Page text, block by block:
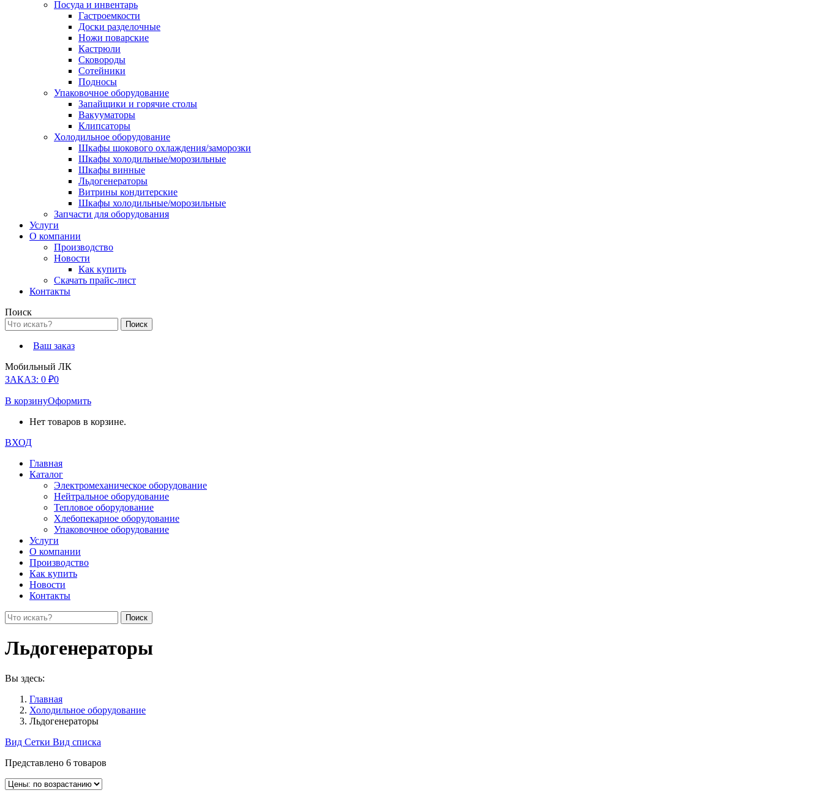
Посуда и инвентарь
Гастроемкости
Доски разделочные
Ножи поварские
Кастрюли
Сковороды
Сотейники
Подносы
Упаковочное оборудование
Запайщики и горячие столы
Вакууматоры
Клипсаторы
Холодильное оборудование
Шкафы шокового охлаждения/заморозки
Шкафы холодильные/морозильные
Шкафы винные
Льдогенераторы
Витрины кондитерские
Шкафы холодильные/морозильные
Запчасти для оборудования
Услуги
О компании
Производство
Новости
Как купить
Скачать прайс-лист
Контакты
Поиск
Ваш заказ
Мобильный ЛК
ЗАКАЗ: 0 ₽0
В корзинуОформить
Нет товаров в корзине.
ВХОД
Главная
Каталог
Электромеханическое оборудование
Нейтральное оборудование
Тепловое оборудование
Хлебопекарное оборудование
Упаковочное оборудование
Услуги
О компании
Производство
Как купить
Новости
Контакты
Льдогенераторы
Вы здесь:
Главная
Холодильное оборудование
Льдогенераторы
Вид Сетки Вид списка
Представлено 6 товаров